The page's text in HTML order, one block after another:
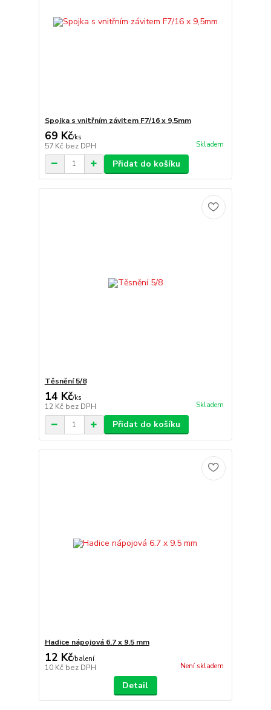
Spojka s vnitřním závitem F7/16 x 9,5mm
69 Kč/ks
57 Kč bez DPH Skladem
Přidat do košíku
Těsnění 5/8
14 Kč/ks
12 Kč bez DPH Skladem
Přidat do košíku
Hadice nápojová 6.7 x 9.5 mm
12 Kč/balení
10 Kč bez DPH Není skladem
Detail